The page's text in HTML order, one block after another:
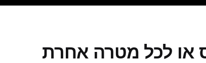
או לכל מטרה אחרת